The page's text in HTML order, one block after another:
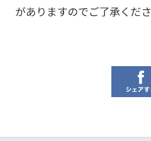
がありますのでご了承くだ